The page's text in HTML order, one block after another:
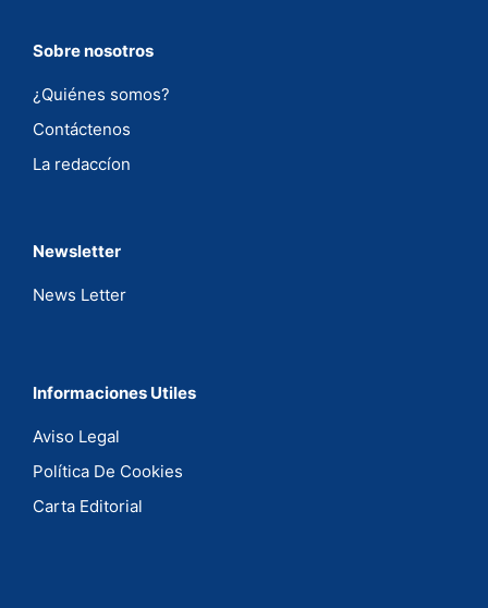
Sobre nosotros
¿Quiénes somos?
Contáctenos
La redaccíon
Newsletter
News Letter
Informaciones Utiles
Aviso Legal
Política De Cookies
Carta Editorial